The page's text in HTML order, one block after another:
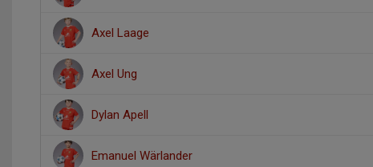
Axel Laage
Axel Ung
Dylan Apell
Emanuel Wärlander